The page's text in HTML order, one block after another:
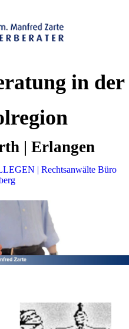
in der
| Erlangen
| Rechtsanwälte Büro